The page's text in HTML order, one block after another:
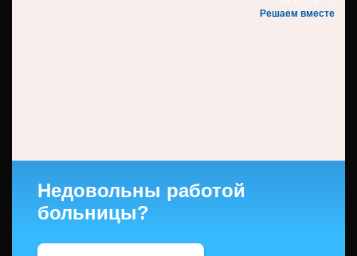
Решаем вместе
Недовольны работой
больницы?